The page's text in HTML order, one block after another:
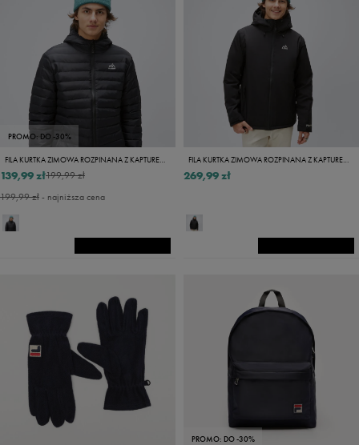
PROMO: DO -30%
FILA KURTKA ZIMOWA ROZPINANA Z KAPTUREM FILIP
199,99 zł
139,99 zł
199,99 zł- najniższa cena
FILA KURTKA ZIMOWA ROZPINANA Z KAPTUREM LAMBROS
269,99 zł
PROMO: DO -30%